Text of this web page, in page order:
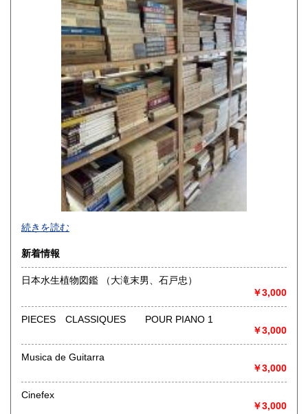
800円 大分県
800円 鹿児島県
1,500円
-
沿線名：-
最寄駅：-
営業時間：-
定休日：-
書籍の買取について
取り扱い分野
語国文、外国文学、古典籍、近代文献、趣味、外国書、サブ
続きを読む
新着情報
日本水生植物図鑑 （大滝末男、石戸忠）
￥3,000
PIECES CLASSIQUES POUR PIANO 1
￥3,000
Musica de Guitarra
￥3,000
Cinefex
￥3,000